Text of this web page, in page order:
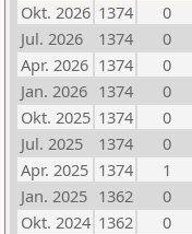
Okt. 2026 1374 0
Jul. 2026
1374 0
Apr. 2026 1374 0
Jan. 2026 1374 0
Okt. 2025 1374 0
Jul. 2025
1374 0
Apr. 2025 1374 1
Jan. 2025 1362 0
Okt. 2024 1362 0